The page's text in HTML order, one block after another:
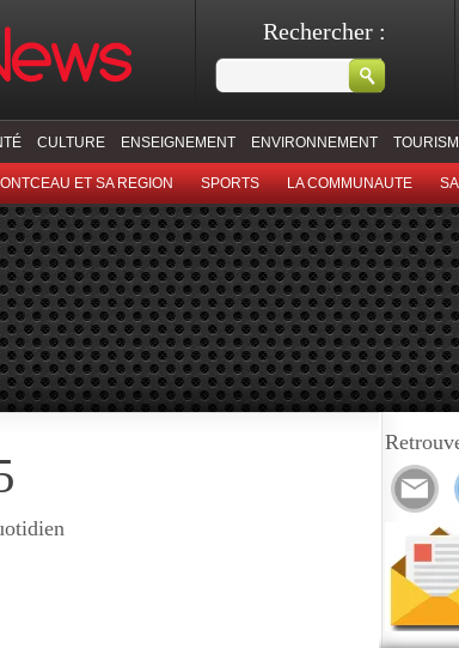
Rechercher :
CULTURE ENSEIGNEMENT ENVIRONNEMENT
ET SA REGION SPORTS LA COMMUNAUTE